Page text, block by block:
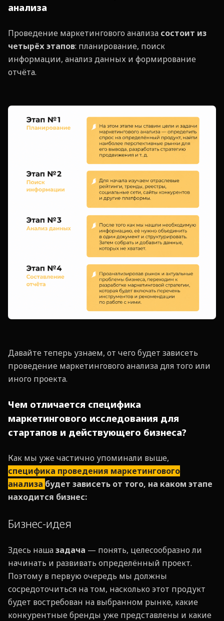
анализа
Проведение маркетингового анализа состоит из
четырёх этапов: планирование, поиск
информации, анализ данных и формирование
отчёта.
Давайте теперь узнаем, от чего будет зависеть
проведение маркетингового анализа для того или
иного проекта.
Чем отличается специфика
маркетингового исследования для
стартапов и действующего бизнеса?
Как мы уже частично упоминали выше,
специфика проведения маркетингового
анализа будет зависеть от того, на каком этапе
находится бизнес:
Бизнес-идея
Здесь нашазадача — понять, целесообразно ли
начинать и развивать определённый проект.
Поэтому в первую очередь мы должны
сосредоточиться на том, насколько этот продукт
будет востребован на выбранном рынке, какие
конкурентные бренды уже представлены и какие